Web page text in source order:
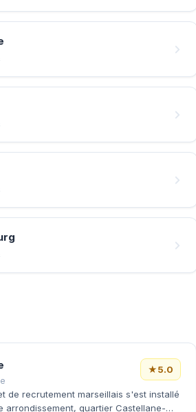
★5.0
de recrutement marseillais s'est installé
arrondissement, quartier Castellane-